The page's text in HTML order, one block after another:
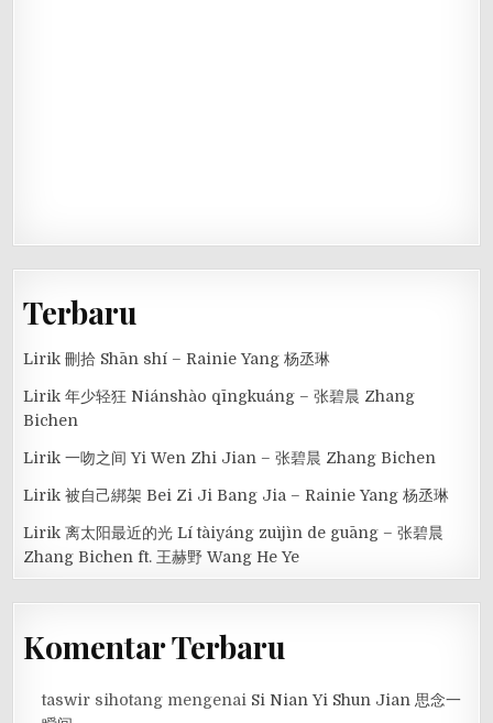
Terbaru
Lirik 刪拾 Shān shí – Rainie Yang 杨丞琳
Lirik 年少轻狂 Niánshào qīngkuáng – 张碧晨 Zhang
Bichen
Lirik 一吻之间 Yi Wen Zhi Jian – 张碧晨 Zhang Bichen
Lirik 被自己綁架 Bei Zi Ji Bang Jia – Rainie Yang 杨丞琳
Lirik 离太阳最近的光 Lí tàiyáng zuìjìn de guāng – 张碧晨
Zhang Bichen ft. 王赫野 Wang He Ye
Komentar Terbaru
taswir sihotang mengenai Si Nian Yi Shun Jian 思念一